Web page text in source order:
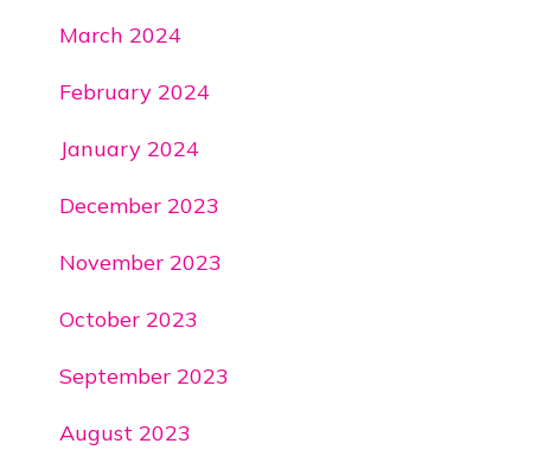
March 2024
February 2024
January 2024
December 2023
November 2023
October 2023
September 2023
August 2023